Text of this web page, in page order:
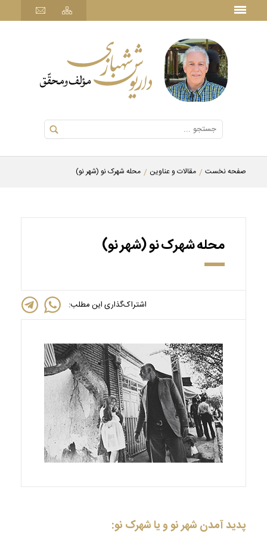
صفحه نخست مقالات و عناوین محله شهرک نو (شهر نو)
محله شهرک نو (شهر نو)
اشتراک‌گذاری این مطلب:
پدید آمدن شهر نو و یا شهرک نو: